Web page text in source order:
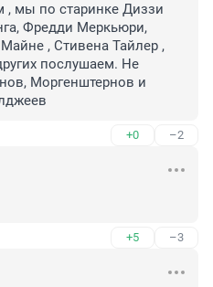
, мы по старинке Диззи
Фредди Меркьюри,
, Стивена Тайлер ,
послушаем. Не
Моргенштернов и
+0 –2
+5 –3